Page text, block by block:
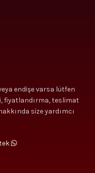
endişe varsa lütfen
i, fiyatlandırma, teslimat
size yardımcı